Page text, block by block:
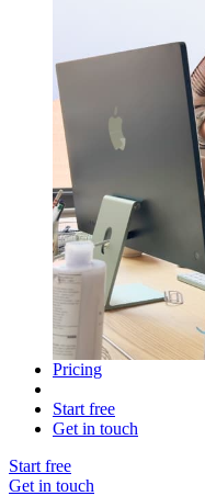
Pricing
Start free
Get in touch
Start free
Get in touch